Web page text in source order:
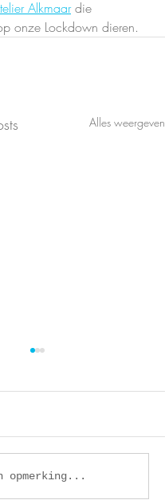
Alkmaar die
onze Lockdown dieren.
Alles weergeven
in Eye
opmerking...